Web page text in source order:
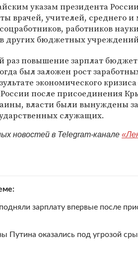
указам президента
врачей, учителей, среднего
работников
других бюджетных
раз повышение зарплат
был заложен рост
экономического
после присоединения
власти были вынуждены
служащих.
новостей в Telegram-канале
зарплату впервые после
Путина оказались под угрозой